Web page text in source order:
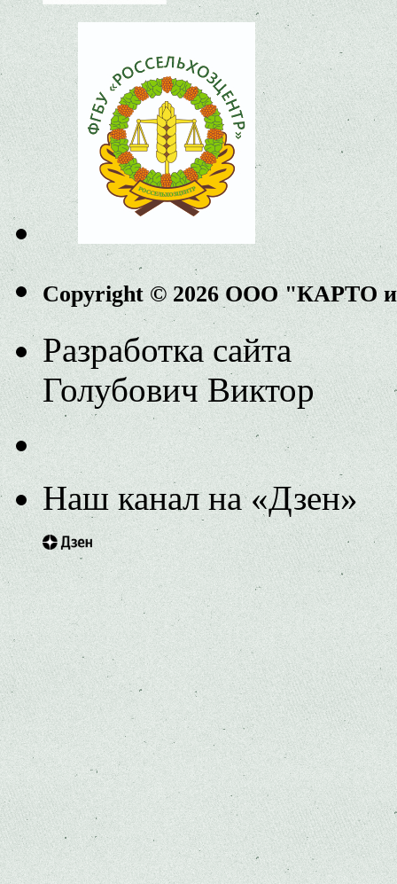
Copyright © 2026 ООО "КАРТО
Разработка сайта
Голубович Виктор
Наш канал на «Дзен»